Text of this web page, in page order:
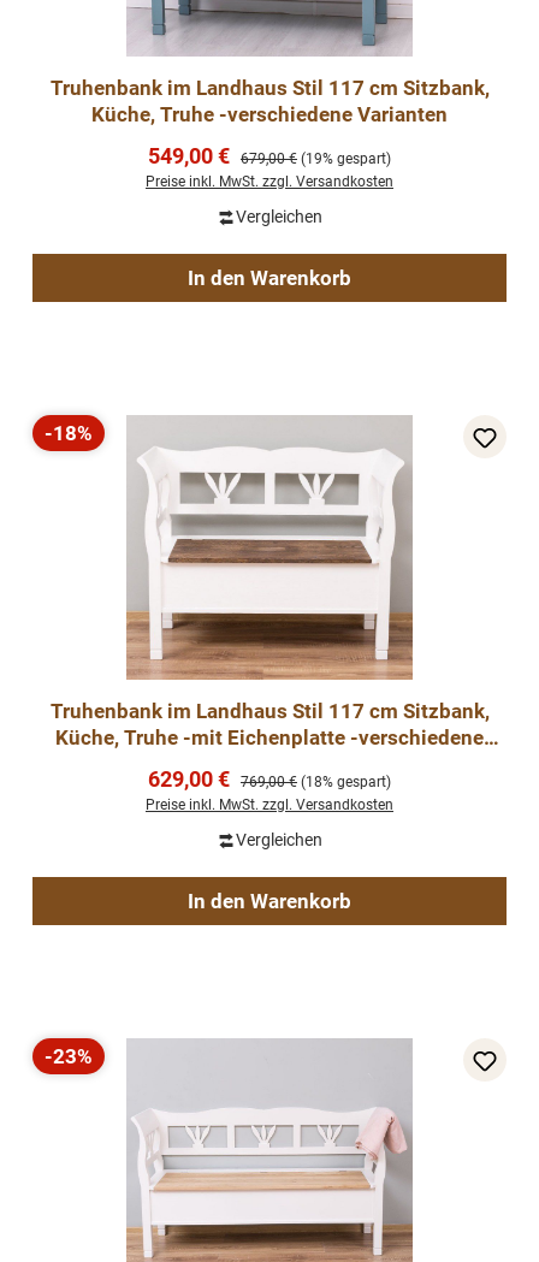
Truhenbank im Landhaus Stil 117 cm Sitzbank,
Küche, Truhe -verschiedene Varianten
Verkaufspreis:
549,00 € Regulärer Preis:
679,00 € (19% gespart)
Preise inkl. MwSt. zzgl. Versandkosten
Vergleichen
In den Warenkorb
Rabatt
-18%
Truhenbank im Landhaus Stil 117 cm Sitzbank,
Küche, Truhe -mit Eichenplatte -verschiedene
Verkaufspreis:
629,00 € Regulärer Preis:
769,00 € (18% gespart)
Preise inkl. MwSt. zzgl. Versandkosten
Vergleichen
In den Warenkorb
Rabatt
-23%